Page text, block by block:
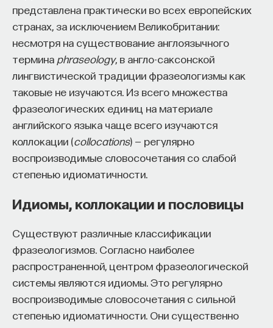
представлена практически во всех европейских
странах, за исключением Великобритании:
несмотря на существование англоязычного
термина phraseology, в англо-саксонской
лингвистической традиции фразеологизмы как
таковые не изучаются. Из всего множества
фразеологических единиц на материале
английского языка чаще всего изучаются
коллокации (collocations) — регулярно
воспроизводимые словосочетания со слабой
степенью идиоматичности.
Идиомы, коллокации и пословицы
Существуют различные классификации
фразеологизмов. Согласно наиболее
распространенной, центром фразеологической
системы являются идиомы. Это регулярно
воспроизводимые словосочетания с сильной
степенью идиоматичности. Они существенно